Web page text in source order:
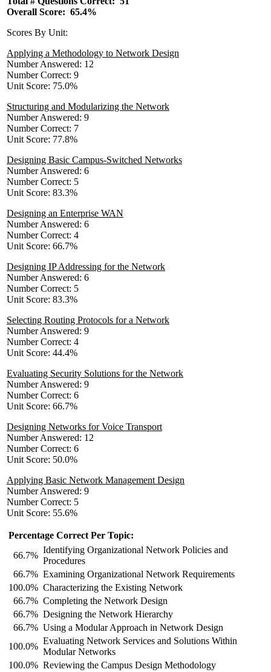
Overall Score: 65.4%
Scores By Unit:
Applying a Methodology to Network Design
Number Answered: 12
Number Correct: 9
Unit Score: 75.0%
Structuring and Modularizing the Network
Number Answered: 9
Number Correct: 7
Unit Score: 77.8%
Designing Basic Campus-Switched Networks
Number Answered: 6
Number Correct: 5
Unit Score: 83.3%
Designing an Enterprise WAN
Number Answered: 6
Number Correct: 4
Unit Score: 66.7%
Designing IP Addressing for the Network
Number Answered: 6
Number Correct: 5
Unit Score: 83.3%
Selecting Routing Protocols for a Network
Number Answered: 9
Number Correct: 4
Unit Score: 44.4%
Evaluating Security Solutions for the Network
Number Answered: 9
Number Correct: 6
Unit Score: 66.7%
Designing Networks for Voice Transport
Number Answered: 12
Number Correct: 6
Unit Score: 50.0%
Applying Basic Network Management Design
Number Answered: 9
Number Correct: 5
Unit Score: 55.6%
Percentage Correct Per Topic:
66.7%
Identifying Organizational Network Policies and
Procedures
66.7% Examining Organizational Network Requirements
100.0% Characterizing the Existing Network
66.7% Completing the Network Design
66.7% Designing the Network Hierarchy
66.7% Using a Modular Approach in Network Design
100.0%
Evaluating Network Services and Solutions Within
Modular Networks
100.0% Reviewing the Campus Design Methodology